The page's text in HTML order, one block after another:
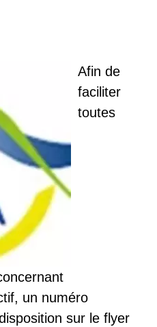
Afin de
faciliter
toutes
un numéro
sur le flyer